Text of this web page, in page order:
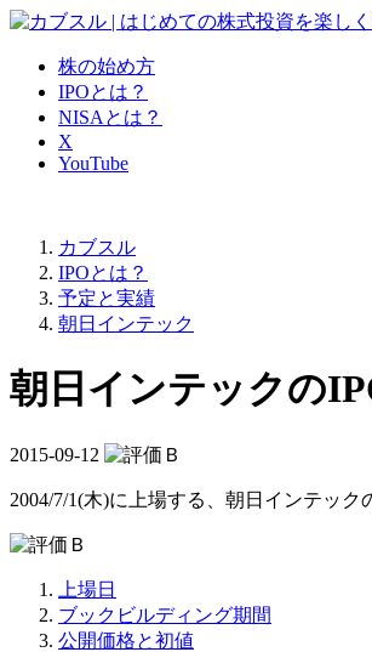
株の始め方
IPOとは？
NISAとは？
X
YouTube
カブスル
IPOとは？
予定と実績
朝日インテック
朝日インテックの
2015-09-12
2004/7/1(木)に上場する、 朝日インテック
上場日
ブックビルディング期間
公開価格と初値